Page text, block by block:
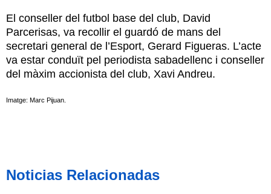
El conseller del futbol base del club, David
Parcerisas, va recollir el guardó de mans del
secretari general de l’Esport, Gerard Figueras. L’acte
va estar conduït pel periodista sabadellenc i conseller
del màxim accionista del club, Xavi Andreu.
Imatge: Marc Pijuan.
Noticias Relacionadas